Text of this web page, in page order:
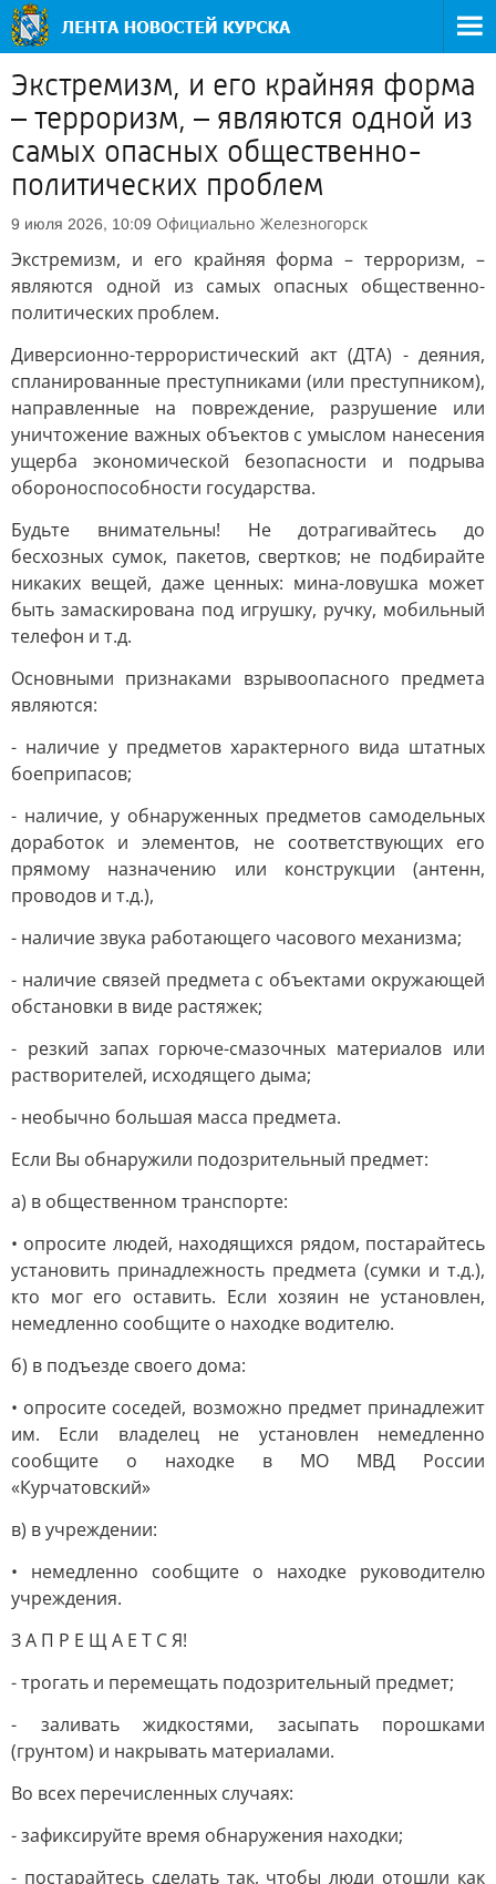
Экстремизм, и его крайняя форма
– терроризм, – являются одной из
самых опасных общественно-
политических проблем
9 июля 2026, 10:09 Официально Железногорск
Экстремизм, и его крайняя форма – терроризм, –
являются одной из самых опасных общественно-
политических проблем.
Диверсионно-террористический акт (ДТА) - деяния,
спланированные преступниками (или преступником),
направленные на повреждение, разрушение или
уничтожение важных объектов с умыслом нанесения
ущерба экономической безопасности и подрыва
обороноспособности государства.
Будьте внимательны! Не дотрагивайтесь до
бесхозных сумок, пакетов, свертков; не подбирайте
никаких вещей, даже ценных: мина-ловушка может
быть замаскирована под игрушку, ручку, мобильный
телефон и т.д.
Основными признаками взрывоопасного предмета
являются:
- наличие у предметов характерного вида штатных
боеприпасов;
- наличие, у обнаруженных предметов самодельных
доработок и элементов, не соответствующих его
прямому назначению или конструкции (антенн,
проводов и т.д.),
- наличие звука работающего часового механизма;
- наличие связей предмета с объектами окружающей
обстановки в виде растяжек;
- резкий запах горюче-смазочных материалов или
растворителей, исходящего дыма;
- необычно большая масса предмета.
Если Вы обнаружили подозрительный предмет:
а) в общественном транспорте:
• опросите людей, находящихся рядом, постарайтесь
установить принадлежность предмета (сумки и т.д.),
кто мог его оставить. Если хозяин не установлен,
немедленно сообщите о находке водителю.
б) в подъезде своего дома:
• опросите соседей, возможно предмет принадлежит
им. Если владелец не установлен немедленно
сообщите о находке в МО МВД России
«Курчатовский»
в) в учреждении:
• немедленно сообщите о находке руководителю
учреждения.
З А П Р Е Щ А Е Т С Я!
- трогать и перемещать подозрительный предмет;
- заливать жидкостями, засыпать порошками
(грунтом) и накрывать материалами.
Во всех перечисленных случаях:
- зафиксируйте время обнаружения находки;
- постарайтесь сделать так, чтобы люди отошли как